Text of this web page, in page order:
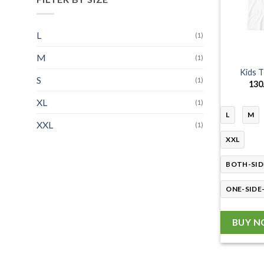
L (1)
M (1)
S (1)
XL (1)
XXL (1)
Kids
L M
XXL
BOTH-
ONE-
BUY